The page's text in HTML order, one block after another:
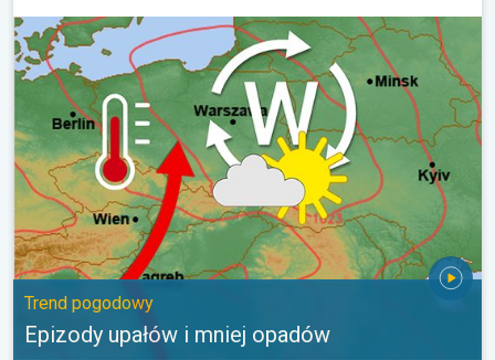
Epizody upałów i mniej opadów. Trend pogodowy. . .
Trend pogodowy
Epizody upałów i mniej opadów